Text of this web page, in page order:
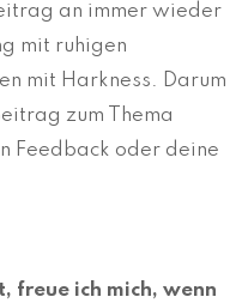
an immer wieder
mit ruhigen
mit Harkness. Darum
zum Thema
Feedback oder deine
freue ich mich, wenn